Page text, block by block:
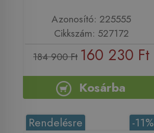
Azonosító: 225555
Cikkszám: 527172
184 900 Ft 160 230 Ft
Kosárba
-11%
Rendelésre